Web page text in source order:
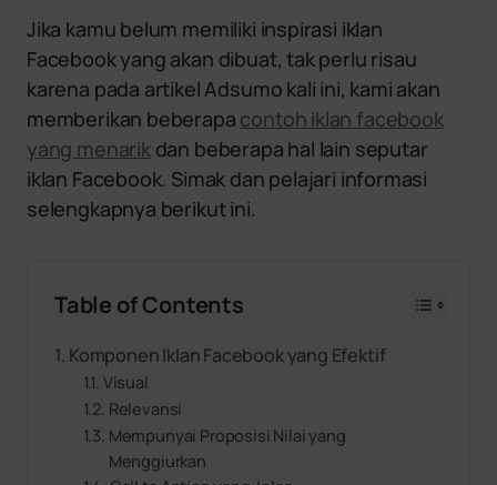
Jika kamu belum memiliki inspirasi iklan
Facebook yang akan dibuat, tak perlu risau
karena pada artikel Adsumo kali ini, kami akan
memberikan beberapa contoh iklan facebook
yang menarikdan beberapa hal lain seputar
iklan Facebook. Simak dan pelajari informasi
selengkapnya berikut ini.
Table of Contents
Komponen Iklan Facebook yang Efektif
Visual
Relevansi
Mempunyai Proposisi Nilai yang
Menggiurkan